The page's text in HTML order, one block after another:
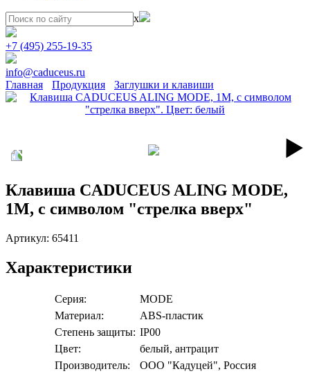
x
+7 (495) 255-19-35
info@caduceus.ru
Главная
Продукция Заглушки и клавиши
Клавиша CADUCEUS ALING MODE,
1М, с символом "стрелка вверх"
Артикул: 65411
Характеристики
Серия:
MODE
Материал:
ABS-пластик
Степень защиты: IP00
Цвет:
белый, антрацит
Производитель:
ООО "Кадуцей", Россия